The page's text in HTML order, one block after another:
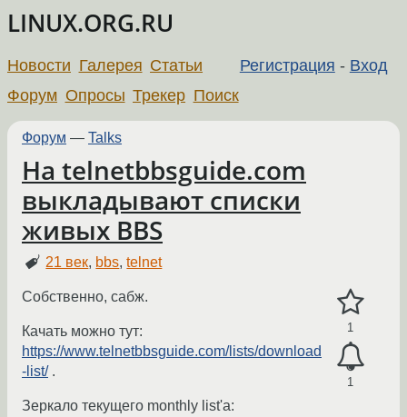
LINUX.ORG.RU
Регистрация - Вход
Новости Галерея Статьи
Форум Опросы Трекер Поиск
Форум — Talks
На telnetbbsguide.com
выкладывают списки
живых BBS
21 век, bbs,telnet
1
1
Собственно, сабж.
Качать можно тут:
https://www.telnetbbsguide.com/lists/download
-list/.
Зеркало текущего monthly list'а: